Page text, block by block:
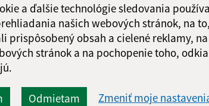
a ďalšie technológie sledovania
našich webových stránok, na
prispôsobený obsah a cielené reklamy,
stránok a na pochopenie toho,
Odmietam Zmeniť moje